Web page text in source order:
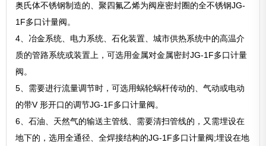
奥氏体不锈钢制造的、聚四氟乙烯为阀座密封圈的全不锈钢JG-
1F多口计量阀。
4、冶金系统、电力系统、石化装置、城市供热系统中的高温介
质的管路系统或装置上，可选用金属对金属密封JG-1F多口计量
阀。
5、需要进行流量调节时，可选用蜗轮蜗杆传动的、气动或电动
的带V 形开口的调节JG-1F多口计量阀。
6、石油、天然气的输送主管线、需要清扫管线的，又需埋设在
地下的，选用全通径、全焊接结构的JG-1F多口计量阀;埋设在地